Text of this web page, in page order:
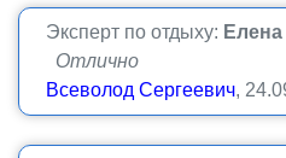
Эксперт по отдыху:
Отлично
Всеволод Сергеевич,